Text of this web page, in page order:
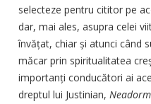
selecteze pentru cititor pe
dar, mai ales, asupra celei
învățat, chiar și atunci când
măcar prin spiritualitatea
impor­tanți conducători ai
dreptul lui Justinian,